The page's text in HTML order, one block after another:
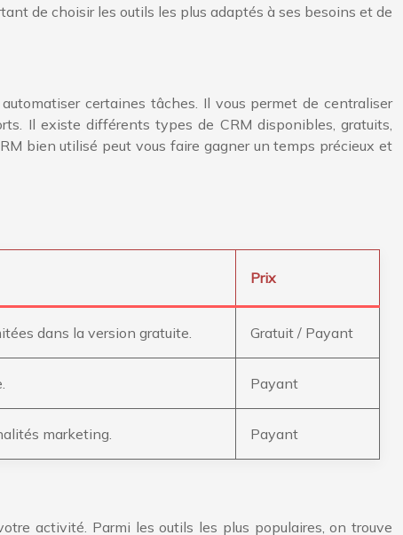
de choisir les outils les plus adaptés à ses besoins et de
certaines tâches. Il vous permet de centraliser
Il existe différents types de CRM disponibles, gratuits,
bien utilisé peut vous faire gagner un temps précieux et
Prix
dans la version gratuite. Gratuit / Payant
Payant
marketing. Payant
activité. Parmi les outils les plus populaires, on trouve